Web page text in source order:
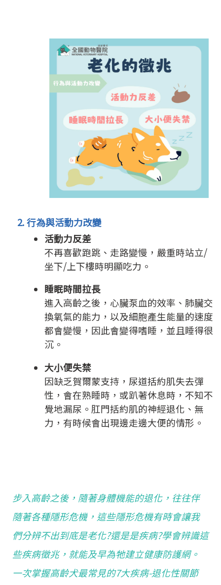
2. 行為與活動力改變
活動力反差
不再喜歡跑跳、走路變慢，嚴重時站立/
坐下/上下樓時明顯吃力。
睡眠時間拉長
進入高齡之後，心臟泵血的效率、肺臟交
換氧氣的能力，以及細胞產生能量的速度
都會變慢，因此會變得嗜睡，並且睡得很
沉。
大小便失禁
因缺乏賀爾蒙支持，尿道括約肌失去彈
性，會在熟睡時，或趴著休息時，不知不
覺地漏尿。肛門括約肌的神經退化、無
力，有時候會出現邊走邊大便的情形。
步入高齡之後，隨著身體機能的退化，往往伴
隨著各種隱形危機，這些隱形危機有時會讓我
們分辨不出到底是老化?還是是疾病?學會辨識這
些疾病徵兆，就能及早為牠建立健康防護網。
一次掌握高齡犬最常見的7大疾病-退化性關節